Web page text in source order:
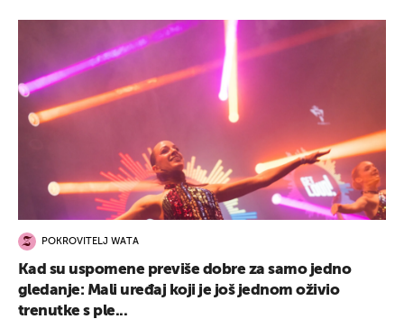
POKROVITELJ WATA
Kad su uspomene previše dobre za samo jedno
gledanje: Mali uređaj koji je još jednom oživio
trenutke s ple...